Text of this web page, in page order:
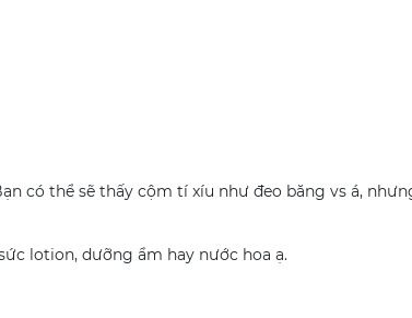
có thể sẽ thấy cộm tí xíu như đeo băng vs á,
lotion, dưỡng ẩm hay nước hoa ạ.